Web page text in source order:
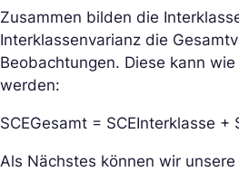
Zusammen bilden die
Interklassenvarianz die
Beobachtungen. Diese kann
werden:
SCEGesamt = SCEInterklasse +
Als Nächstes können wir